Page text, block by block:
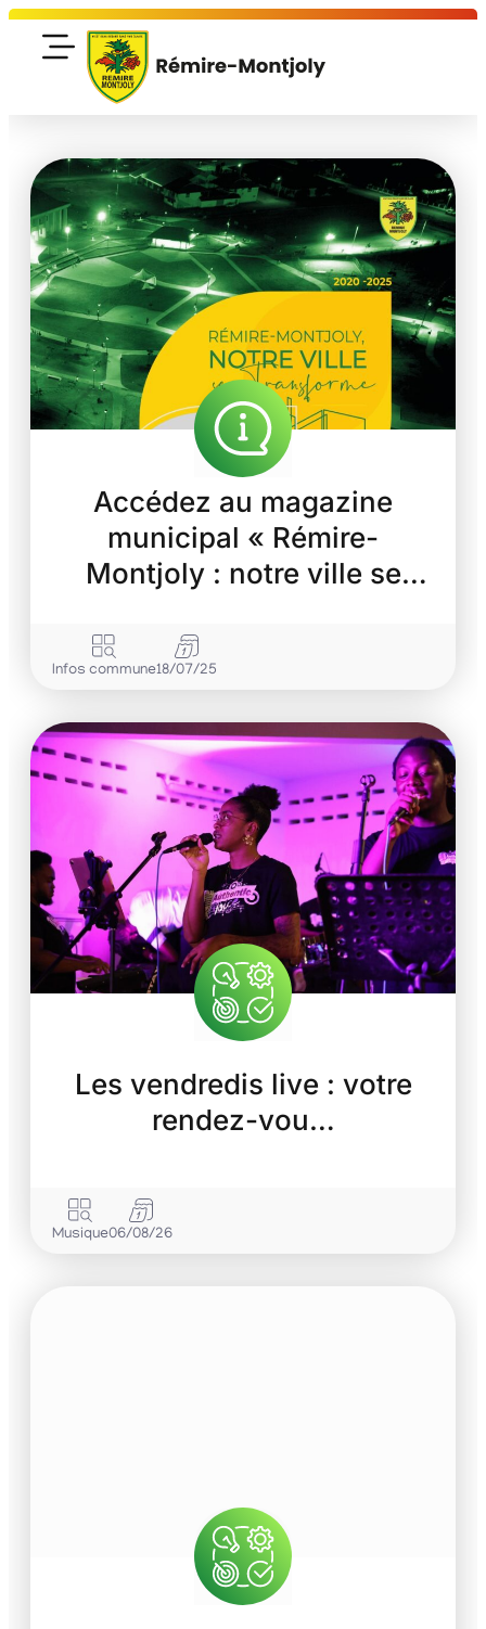
Accédez au magazine
municipal « Rémire-
Montjoly : notre ville se
Infos commune18/07/25
Les vendredis live : votre
rendez-vou…
Musique06/08/26